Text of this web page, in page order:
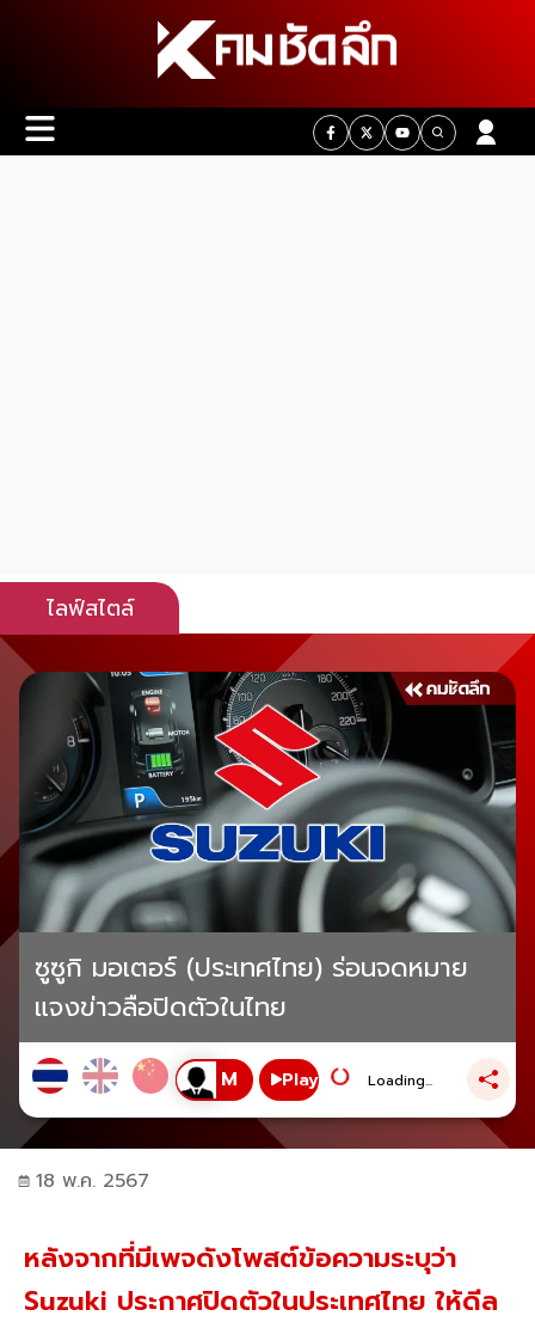
ไลฟ์สไตล์
ซูซูกิ มอเตอร์ (ประเทศไทย) ร่อนจดหมาย
แจงข่าวลือปิดตัวในไทย
Play Loading...
18 พ.ค. 2567
หลังจากที่มีเพจดังโพสต์ข้อความระบุว่า
Suzuki ประกาศปิดตัวในประเทศไทย ให้ดีล